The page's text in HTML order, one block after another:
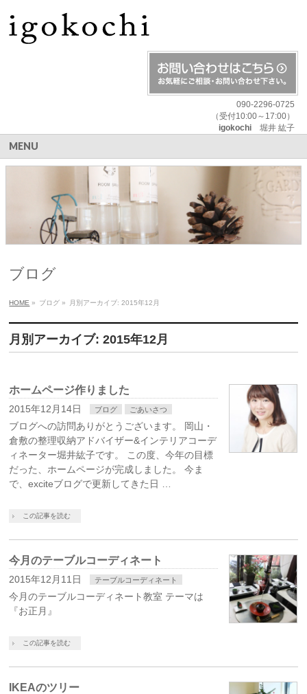
090-2296-0725
（受付10:00～17:00）
igokochi堀井 紘子
MENU
ブログ
HOME » ブログ » 月別アーカイブ: 2015年12月
月別アーカイブ: 2015年12月
ホームページ作りました
2015年12月14日 ブログ ごあいさつ
ブログへの訪問ありがとうございます。 岡山・
倉敷の整理収納アドバイザー&インテリアコーデ
ィネーター堀井紘子です。 この度、今年の目標
だった、ホームページが完成しました。 今ま
で、exciteブログで更新してきた日 …
この記事を読む
今月のテーブルコーディネート
2015年12月11日 テーブルコーディネート
今月のテーブルコーディネート教室 テーマは
『お正月』
この記事を読む
IKEAのツリー